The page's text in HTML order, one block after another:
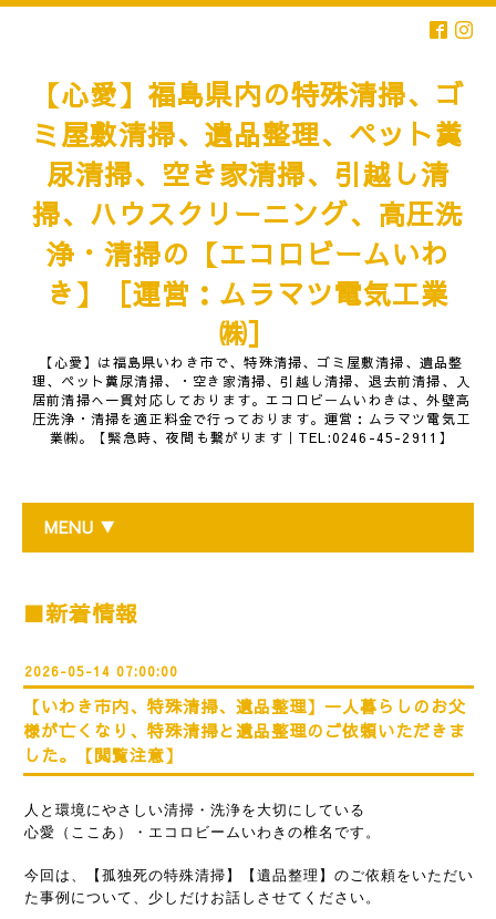
【心愛】福島県内の特殊清掃、ゴ
ミ屋敷清掃、遺品整理、ペット糞
尿清掃、空き家清掃、引越し清
掃、ハウスクリーニング、高圧洗
浄・清掃の【エコロビームいわ
き】［運営：ムラマツ電気工業
㈱］
【心愛】は福島県いわき市で、特殊清掃、ゴミ屋敷清掃、遺品整
理、ペット糞尿清掃、・空き家清掃、引越し清掃、退去前清掃、入
居前清掃へ一貫対応しております。エコロビームいわきは、外壁高
圧洗浄・清掃を適正料金で行っております。運営：ムラマツ電気工
業㈱。【緊急時、夜間も繋がります｜TEL:0246-45-2911】
MENU ▼
■新着情報
2026-05-14 07:00:00
【いわき市内、特殊清掃、遺品整理】一人暮らしのお父
様が亡くなり、特殊清掃と遺品整理のご依頼いただきま
した。【閲覧注意】
人と環境にやさしい清掃・洗浄を大切にしている
心愛（ここあ）・エコロビームいわきの椎名です。
今回は、【孤独死の特殊清掃】【遺品整理】のご依頼をいただい
た事例について、少しだけお話しさせてください。